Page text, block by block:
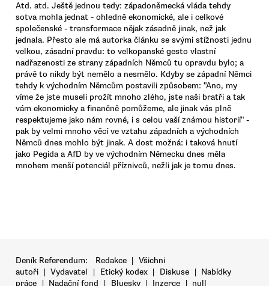
Atd. atd. Ještě jednou tedy: západoněmecká vláda tehdy
sotva mohla jednat - ohledně ekonomické, ale i celkové
společenské - transformace nějak zásadně jinak, než jak
jednala. Přesto ale má autorka článku se svými stížnosti jednu
velkou, zásadní pravdu: to velkopanské gesto vlastní
nadřazenosti ze strany západních Němců tu opravdu bylo; a
právě to nikdy být nemělo a nesmělo. Kdyby se západní Němci
tehdy k východním Němcům postavili způsobem: "Ano, my
víme že jste museli prožít mnoho zlého, jste naši bratři a tak
vám ekonomicky a finančně pomůžeme, ale jinak vás plně
respektujeme jako nám rovné, i s celou vaší známou historií" -
pak by velmi mnoho věcí ve vztahu západních a východních
Němců dnes mohlo být jinak. A dost možná: i taková hnutí
jako Pegida a AfD by ve východním Německu dnes měla
mnohem menší potenciál příznivců, nežli jak je tomu dnes.
Deník Referendum: Redakce | Všichni
autoři | Vydavatel | Etický kodex | Diskuse | Nabídky
práce | Nadační fond | Bluesky | Inzerce | null